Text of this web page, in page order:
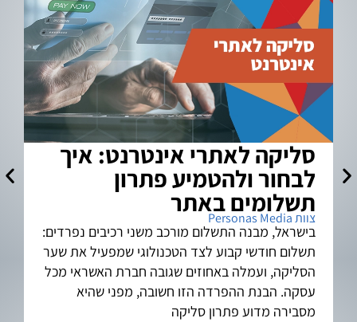
סליקה לאתרי אינטרנט: איך
לבחור ולהטמיע פתרון
תשלומים באתר
צוות Personas Media
בישראל, מבנה התשלום מורכב משני רכיבים נפרדים:
תשלום חודשי קבוע לצד הטכנולוגי שמפעיל את שער
הסליקה, ועמלה באחוזים שגובה חברת האשראי מכל
עסקה. הבנת ההפרדה הזו חשובה, מפני שהיא
מסבירה מדוע פתרון סליקה